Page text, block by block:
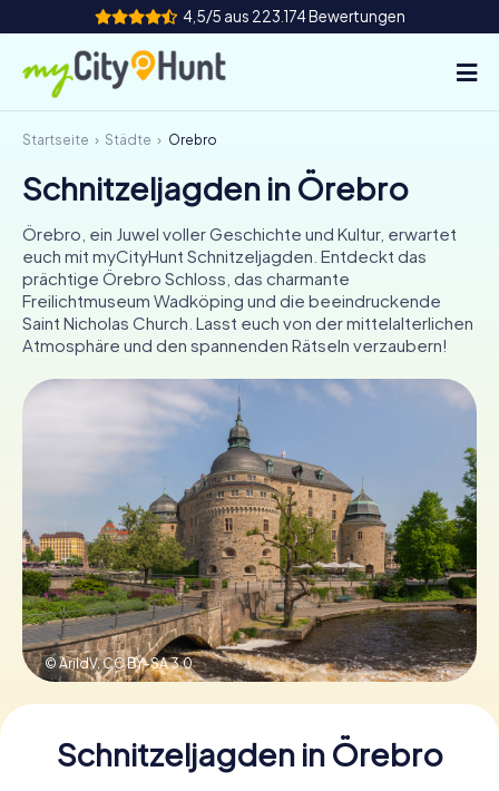
4,5/5 aus 223.174 Bewertungen
So funktioniert's
Städte
Touren
Teamevent
Tickets
AT
Tickets buchen
Gutscheine bestellen
Startseite Städte Örebro
Schnitzeljagden in Örebro
Örebro, ein Juwel voller Geschichte und Kultur, erwartet
euch mit myCityHunt Schnitzeljagden. Entdeckt das
prächtige Örebro Schloss, das charmante
Freilichtmuseum Wadköping und die beeindruckende
Saint Nicholas Church. Lasst euch von der mittelalterlichen
Atmosphäre und den spannenden Rätseln verzaubern!
© ArildV,CC BY-SA 3.0
Schnitzeljagden in Örebro